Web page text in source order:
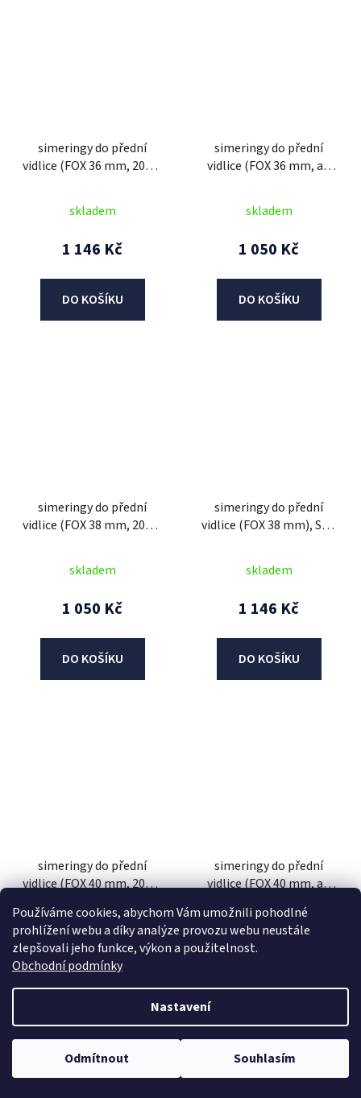
Používáme cookies, abychom Vám umožnili pohodlné
prohlížení webu a díky analýze provozu webu neustále
zlepšovali jeho funkce, výkon a použitelnost.
Obchodní podmínky
Nastavení
Odmítnout Souhlasím
simeringy do přední
vidlice (FOX 36 mm, 2007-
skladem
1 146 Kč
DO KOŠÍKU
simeringy do přední
vidlice (FOX 36 mm, all
skladem
1 050 Kč
DO KOŠÍKU
simeringy do přední
vidlice (FOX 38 mm, 2021-
skladem
1 050 Kč
DO KOŠÍKU
simeringy do přední
vidlice (FOX 38 mm), SKF
skladem
1 146 Kč
DO KOŠÍKU
simeringy do přední
vidlice (FOX 40 mm, 2005-
skladem
636 Kč
simeringy do přední
vidlice (FOX 40 mm, all
(zeleno-červené)
skladem